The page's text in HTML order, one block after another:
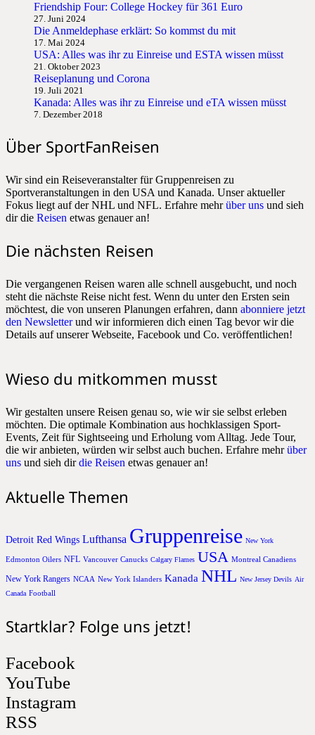
Friendship Four: College Hockey für 361 Euro
27. Juni 2024
Die Anmeldephase erklärt: So kommst du mit
17. Mai 2024
USA: Alles was ihr zu Einreise und ESTA wissen müsst
21. Oktober 2023
Reiseplanung und Corona
19. Juli 2021
Kanada: Alles was ihr zu Einreise und eTA wissen müsst
7. Dezember 2018
Über SportFanReisen
Wir sind ein Reiseveranstalter für Gruppenreisen zu
Sportveranstaltungen in den USA und Kanada. Unser aktueller
Fokus liegt auf der NHL und NFL. Erfahre mehrüber uns und sieh
dir die Reisen etwas genauer an!
Die nächsten Reisen
Die vergangenen Reisen waren alle schnell ausgebucht, und noch
steht die nächste Reise nicht fest. Wenn du unter den Ersten sein
möchtest, die von unseren Planungen erfahren, dann abonniere jetzt
den Newsletterund wir informieren dich einen Tag bevor wir die
Details auf unserer Webseite, Facebook und Co. veröffentlichen!
Wieso du mitkommen musst
Wir gestalten unsere Reisen genau so, wie wir sie selbst erleben
möchten. Die optimale Kombination aus hochklassigen Sport-
Events, Zeit für Sightseeing und Erholung vom Alltag. Jede Tour,
die wir anbieten, würden wir selbst auch buchen. Erfahre mehrüber
uns und sieh dirdie Reisen etwas genauer an!
Aktuelle Themen
Detroit Red Wings Lufthansa Gruppenreise New York
Edmonton Oilers NFL Vancouver Canucks Calgary Flames USA Montreal Canadiens
New York Rangers NCAA New York Islanders Kanada NHL New Jersey Devils Air
Canada Football
Startklar? Folge uns jetzt!
Facebook
YouTube
Instagram
RSS